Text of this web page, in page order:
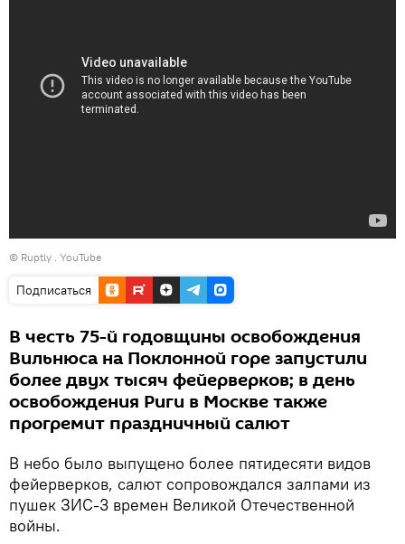
© Ruptly . YouTube
Подписаться
В честь 75-й годовщины освобождения
Вильнюса на Поклонной горе запустили
более двух тысяч фейерверков; в день
освобождения Риги в Москве также
прогремит праздничный салют
В небо было выпущено более пятидесяти видов
фейерверков, салют сопровождался залпами из
пушек ЗИС-3 времен Великой Отечественной
войны.